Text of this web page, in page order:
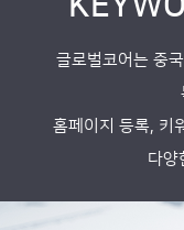
글로벌코어는 중
홈페이지 등록, 키
다양